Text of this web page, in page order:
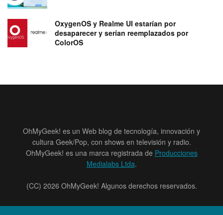
OxygenOS y Realme UI estarían por
desaparecer y serían reemplazados por
ColorOS
OhMyGeek! es un Web blog de tecnología, innovación y
cultura Geek/Pop, con shows en televisión y radio.
OhMyGeek! es una marca registrada de Producciones
Medialabs Ltda.
(CC) 2026 OhMyGeek! Algunos derechos reservados.